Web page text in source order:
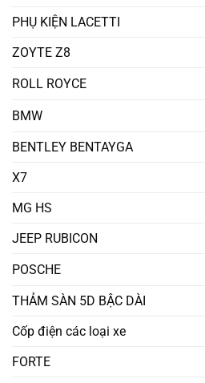
PHỤ KIỆN LACETTI
ZOYTE Z8
ROLL ROYCE
BMW
BENTLEY BENTAYGA
X7
MG HS
JEEP RUBICON
POSCHE
THẢM SÀN 5D BẬC DÀI
Cốp điện các loại xe
FORTE